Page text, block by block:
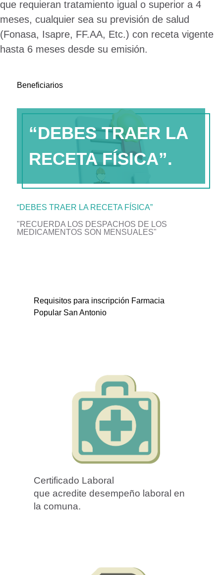
que requieran tratamiento igual o superior a 4
meses, cualquier sea su previsión de salud
(Fonasa, Isapre, FF.AA, Etc.) con receta vigente
hasta 6 meses desde su emisión.
Beneficiarios
“DEBES TRAER LA RECETA FÍSICA”
"RECUERDA LOS DESPACHOS DE LOS
MEDICAMENTOS SON MENSUALES"
“DEBES TRAER LA
RECETA FÍSICA”.
Requisitos para inscripción Farmacia
Popular San Antonio
Certificado Laboral
que acredite desempeño laboral en
la comuna.